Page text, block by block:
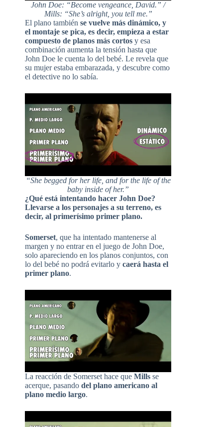
John Doe: “Become vengeance, David.” /
Mills: “She’s alright, you tell me.”
El plano también se vuelve más dinámico, y
el montaje se pica, es decir, empieza a estar
compuesto de planos más cortos y esa
combinación aumenta la tensión hasta que
John Doe le cuenta lo del bebé. Le revela que
su mujer estaba embarazada, y descubre como
el detective no lo sabía.
“She begged for her life, and for the life of the
baby inside of her.”
¿Qué está intentando hacer John Doe?
Llevarse a los personajes a su terreno, es
decir, al primerísimo primer plano.
Somerset, que ha intentado mantenerse al
margen y no entrar en el juego de John Doe,
solo apareciendo en los planos conjuntos, con
lo del bebé no podrá evitarlo y caerá hasta el
primer plano.
La reacción de Somerset hace que Mills se
acerque, pasando del plano americano al
plano medio largo.